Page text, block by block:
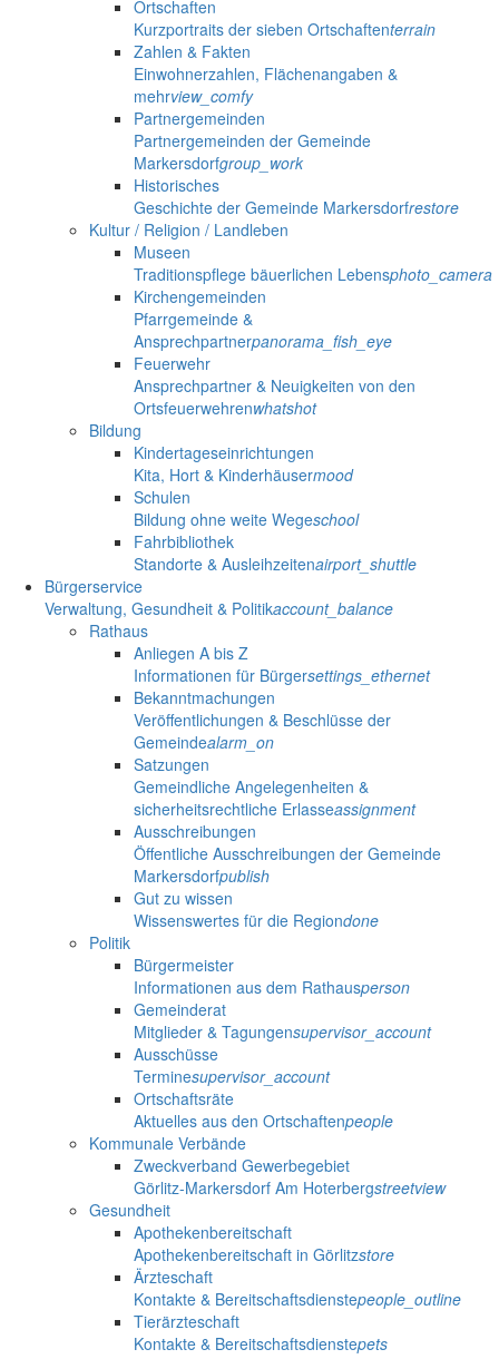
Ortschaften
Kurzportraits der sieben Ortschaftenterrain
Zahlen & Fakten
Einwohnerzahlen, Flächenangaben &
mehrview_comfy
Partnergemeinden
Partnergemeinden der Gemeinde
Markersdorfgroup_work
Historisches
Geschichte der Gemeinde Markersdorfrestore
Kultur / Religion / Landleben
Museen
Traditionspflege bäuerlichen Lebensphoto_camera
Kirchengemeinden
Pfarrgemeinde &
Ansprechpartnerpanorama_fish_eye
Feuerwehr
Ansprechpartner & Neuigkeiten von den
Ortsfeuerwehrenwhatshot
Bildung
Kindertageseinrichtungen
Kita, Hort & Kinderhäusermood
Schulen
Bildung ohne weite Wegeschool
Fahrbibliothek
Standorte & Ausleihzeitenairport_shuttle
Bürgerservice
Verwaltung, Gesundheit & Politikaccount_balance
Rathaus
Anliegen A bis Z
Informationen für Bürgersettings_ethernet
Bekanntmachungen
Veröffentlichungen & Beschlüsse der
Gemeindealarm_on
Satzungen
Gemeindliche Angelegenheiten &
sicherheitsrechtliche Erlasseassignment
Ausschreibungen
Öffentliche Ausschreibungen der Gemeinde
Markersdorfpublish
Gut zu wissen
Wissenswertes für die Regiondone
Politik
Bürgermeister
Informationen aus dem Rathausperson
Gemeinderat
Mitglieder & Tagungensupervisor_account
Ausschüsse
Terminesupervisor_account
Ortschaftsräte
Aktuelles aus den Ortschaftenpeople
Kommunale Verbände
Zweckverband Gewerbegebiet
Görlitz-Markersdorf Am Hoterbergstreetview
Gesundheit
Apothekenbereitschaft
Apothekenbereitschaft in Görlitzstore
Ärzteschaft
Kontakte & Bereitschaftsdienstepeople_outline
Tierärzteschaft
Kontakte & Bereitschaftsdienstepets